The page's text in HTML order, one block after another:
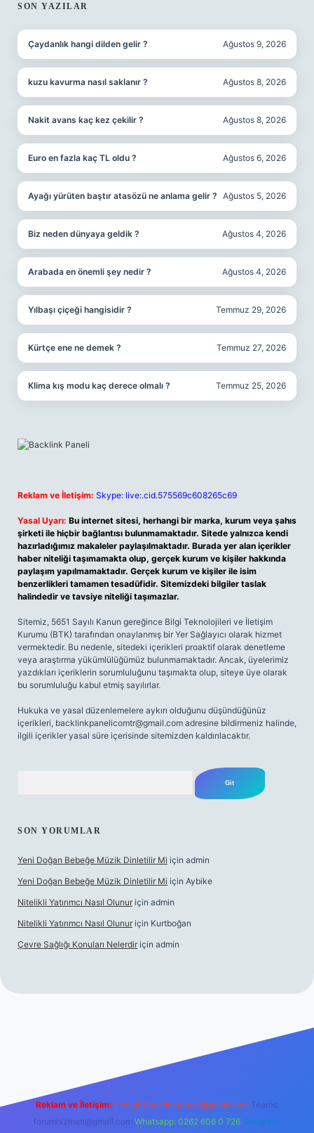
SIDEBAR
SON YAZILAR
Çaydanlık hangi dilden gelir ? Ağustos 9, 2026
kuzu kavurma nasıl saklanır ? Ağustos 8, 2026
Nakit avans kaç kez çekilir ? Ağustos 8, 2026
Euro en fazla kaç TL oldu ? Ağustos 6, 2026
Ayağı yürüten baştır atasözü ne anlama gelir ? Ağustos 5, 2026
Biz neden dünyaya geldik ? Ağustos 4, 2026
Arabada en önemli şey nedir ? Ağustos 4, 2026
Yılbaşı çiçeği hangisidir ? Temmuz 29, 2026
Kürtçe ene ne demek ? Temmuz 27, 2026
Klima kış modu kaç derece olmalı ? Temmuz 25, 2026
Reklam ve İletişim: Skype: live:.cid.575569c608265c69
Yasal Uyarı: Bu internet sitesi, herhangi bir marka, kurum veya şahıs
şirketi ile hiçbir bağlantısı bulunmamaktadır. Sitede yalnızca kendi
hazırladığımız makaleler paylaşılmaktadır. Burada yer alan içerikler
haber niteliği taşımamakta olup, gerçek kurum ve kişiler hakkında
paylaşım yapılmamaktadır. Gerçek kurum ve kişiler ile isim
benzerlikleri tamamen tesadüfidir. Sitemizdeki bilgiler taslak
halindedir ve tavsiye niteliği taşımazlar.
Sitemiz, 5651 Sayılı Kanun gereğince Bilgi Teknolojileri ve İletişim
Kurumu (BTK) tarafından onaylanmış bir Yer Sağlayıcı olarak hizmet
vermektedir. Bu nedenle, sitedeki içerikleri proaktif olarak denetleme
veya araştırma yükümlülüğümüz bulunmamaktadır. Ancak, üyelerimiz
yazdıkları içeriklerin sorumluluğunu taşımakta olup, siteye üye olarak
bu sorumluluğu kabul etmiş sayılırlar.
Hukuka ve yasal düzenlemelere aykırı olduğunu düşündüğünüz
içerikleri, backlinkpanelicomtr@gmail.com adresine bildirmeniz halinde,
ilgili içerikler yasal süre içerisinde sitemizden kaldırılacaktır.
SON YORUMLAR
Yeni Doğan Bebeğe Müzik Dinletilir Mi için admin
Yeni Doğan Bebeğe Müzik Dinletilir Mi için Aybike
Nitelikli Yatırımcı Nasıl Olunur için admin
Nitelikli Yatırımcı Nasıl Olunur için Kurtboğan
Çevre Sağlığı Konuları Nelerdir için admin
Reklam ve İletişim: E-mail: backlinkpaneli@gmail.com Teams:
forumhizmeti@gmail.com Whatsapp: 0262 606 0 726 Telegram: